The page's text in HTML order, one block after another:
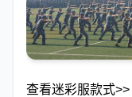
查看迷彩服款式>>